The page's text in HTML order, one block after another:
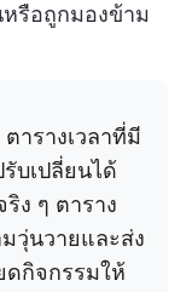
รือถูกมองข้าม
ตารางเวลาที่มี
บเปลี่ยนได้
ง ๆ ตาราง
วุ่นวายและส่ง
ดกิจกรรมให้